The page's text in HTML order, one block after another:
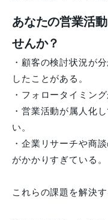
あなたの営業活
せんか？
・顧客の検討状況が
したことがある。
・フォロータイミン
・営業活動が属人化
い。
・企業リサーチや商
がかかりすぎている。
これらの課題を解決